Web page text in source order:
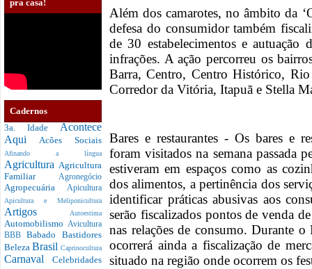
pra casa!
Cadernos
3a. Idade Acontece
Aqui Acões Sociais
Afinando a língua
Agricultura Agricultura
Familiar Agronegócio
Agropecuária Apicultura
Apicultura e Meliponicultura
Artigos Autoestima
Automobilismo Avicultura
BBBBabado Bastidores
Beleza Brasil Caprinocultura
Carnaval Celebridades
Além dos camarotes, no âmbito da
defesa do consumidor também
de 30 estabelecimentos e autuação
infrações. A ação percorreu os
Barra, Centro, Centro Histórico,
Corredor da Vitória, Itapuã e Stella
Bares e restaurantes - Os bares e
foram visitados na semana passada
estiveram em espaços como as
dos alimentos, a pertinência dos
identificar práticas abusivas aos
serão fiscalizados pontos de venda
nas relações de consumo. Durante
ocorrerá ainda a fiscalização de
situado na região onde ocorrem os